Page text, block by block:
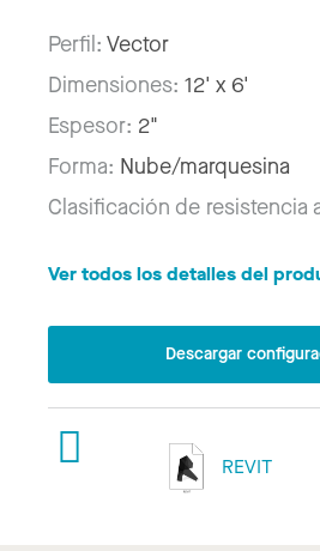
Perfil: Vector
Dimensiones: 12' x 6'
Espesor: 2"
Forma: Nube/marquesina
Clasificación de resistencia
Ver todos los detalles del
Descargar
REVIT